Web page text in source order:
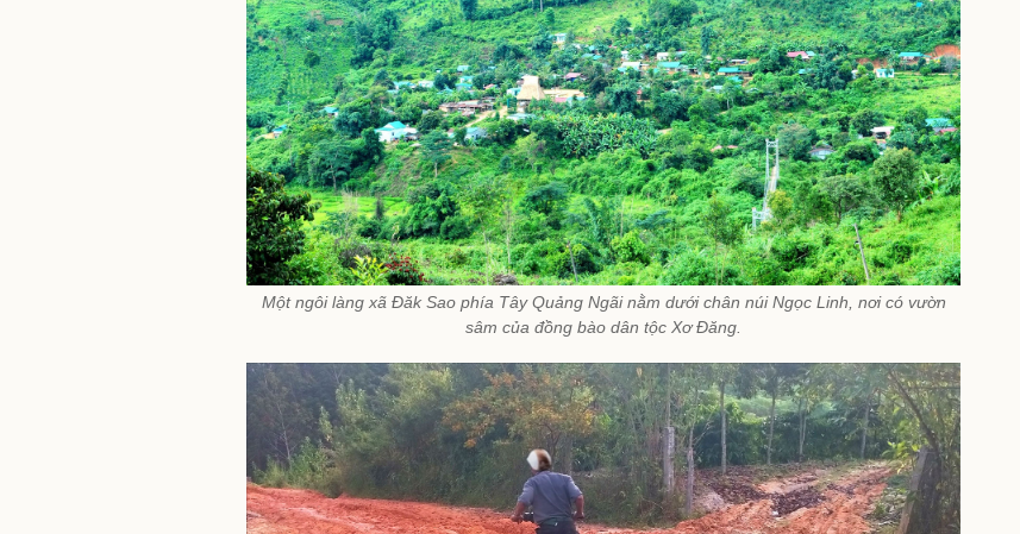
Một ngôi làng xã Đăk Sao phía Tây Quảng Ngãi nằm dưới chân núi Ngọc Linh, nơi có vườn
sâm của đồng bào dân tộc Xơ Đăng.